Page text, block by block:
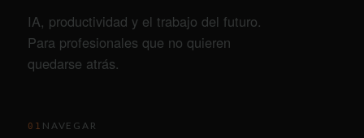
IA, productividad y el trabajo del futuro.
Para profesionales que no quieren
quedarse atrás.
01 NAVEGAR